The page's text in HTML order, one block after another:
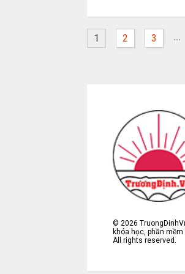
1 2 3 ...
©2026
khóa học, phần
All rights reserved.